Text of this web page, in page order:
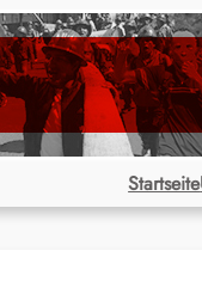
Startseite